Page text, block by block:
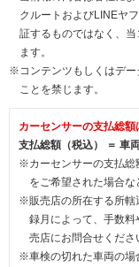
クルートおよびLINEヤ
証するものではなく、
ます。
※コンテンツもしくはデー
ことを禁じます。
カーセンサーの支払総
支払総額（税込） ＝ 車
※カーセンサーの支払総
をご希望された場合
※販売店の所在する所轄
録月によって、手数
売店にお問合せくださ
※車検の切れた車両の場